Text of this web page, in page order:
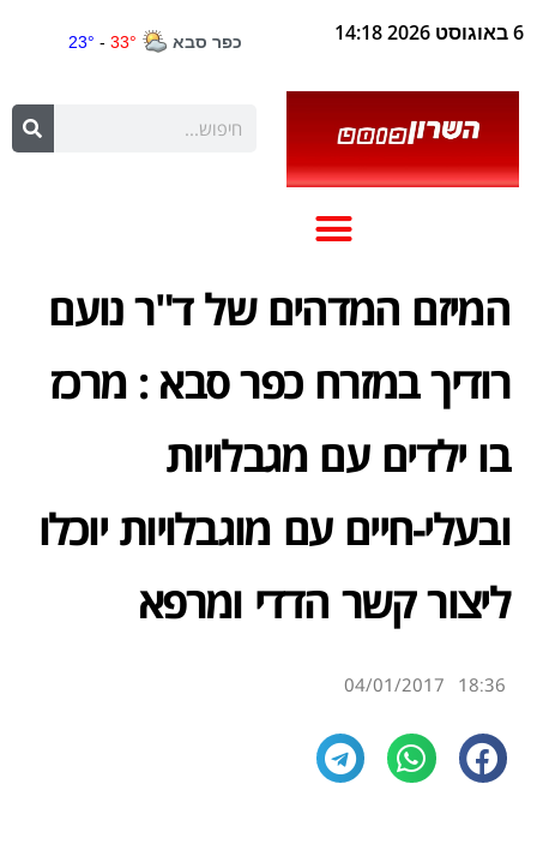
6 באוגוסט 2026 14:18
המיזם המדהים של ד"ר נועם
רודיך במזרח כפר סבא : מרכז
בו ילדים עם מגבלויות
ובעלי-חיים עם מוגבלויות יוכלו
ליצור קשר הדדי ומרפא
18:36
04/01/2017